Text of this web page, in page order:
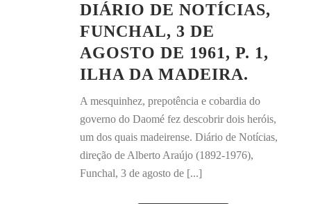
DIÁRIO DE NOTÍCIAS,
FUNCHAL, 3 DE
AGOSTO DE 1961, P. 1,
ILHA DA MADEIRA.
A mesquinhez, prepotência e cobardia do
governo do Daomé fez descobrir dois heróis,
um dos quais madeirense. Diário de Notícias,
direção de Alberto Araújo (1892-1976),
Funchal, 3 de agosto de [...]